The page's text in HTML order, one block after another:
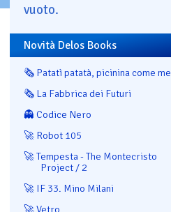
vuoto.
Novità Delos Books
🗞️ Patatì patatà, picinina come me
🗞️ La Fabbrica dei Futuri
👻 Codice Nero
🚀 Robot 105
🚀 Tempesta - The Montecristo
Project / 2
🚀 IF 33. Mino Milani
🚀 Vetro